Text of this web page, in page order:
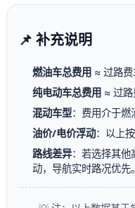
📌 补充说明
燃油车总费用 ≈ 过路
纯电动车总费用 ≈ 过
混动车型：费用介于燃
油价/电价浮动：以上
路线差异：若选择其他
动，导航实时路况优先。